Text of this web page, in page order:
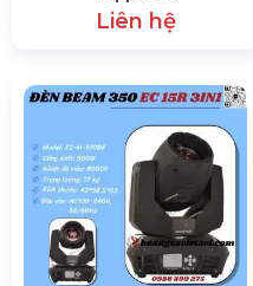
Liên hệ